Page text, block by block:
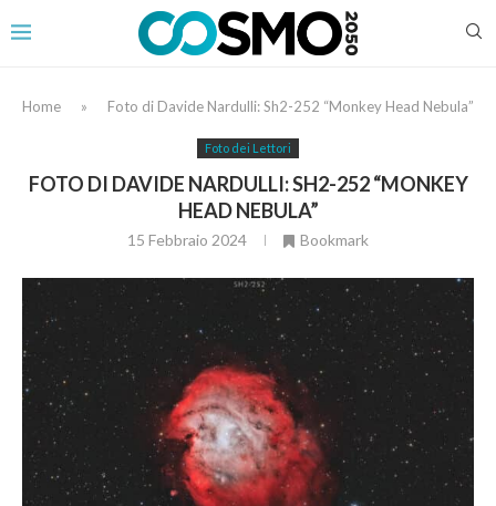
Home » Foto di Davide Nardulli: Sh2-252 “Monkey Head Nebula”
Foto dei Lettori
FOTO DI DAVIDE NARDULLI: SH2-252 “MONKEY
HEAD NEBULA”
15 Febbraio 2024 Bookmark